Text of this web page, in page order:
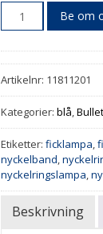
Be om
Artikelnr: 11811201
Kategorier:blå,Bullet
Etiketter:ficklampa,
nyckelband,
nyckelringslampa,
Beskrivning